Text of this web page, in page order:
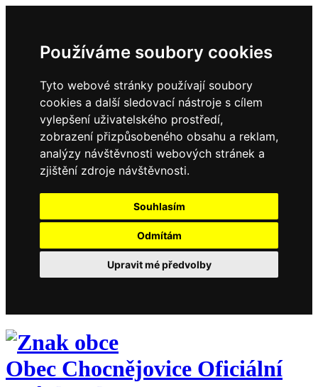
Používáme soubory cookies
Tyto webové stránky používají soubory
cookies a další sledovací nástroje s cílem
vylepšení uživatelského prostředí,
zobrazení přizpůsobeného obsahu a reklam,
analýzy návštěvnosti webových stránek a
zjištění zdroje návštěvnosti.
Souhlasím
Odmítám
Upravit mé předvolby
Obec Chocnějovice Oficiální